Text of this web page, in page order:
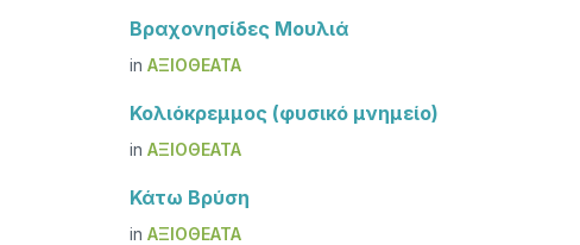
Βραχονησίδες Μουλιά
inΑΞΙΟΘΈΑΤΑ
Κολιόκρεμμος (φυσικό μνημείο)
inΑΞΙΟΘΈΑΤΑ
Κάτω Βρύση
inΑΞΙΟΘΈΑΤΑ